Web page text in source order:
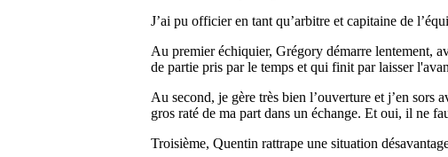
J’ai pu officier en tant qu’arbitre et capitaine de
Au premier échiquier, Grégory démarre lentement,
de partie pris par le temps et qui finit par laisser
Au second, je gère très bien l’ouverture et j’en sors
gros raté de ma part dans un échange. Et oui, il ne
Troisième, Quentin rattrape une situation